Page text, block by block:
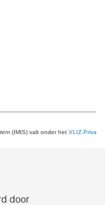
(IMIS) valt onder het VLIZ Privacy
door